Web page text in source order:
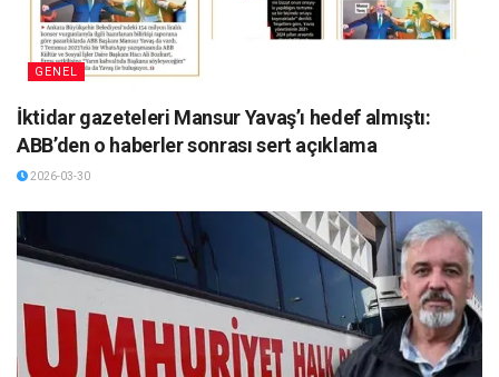
GENEL
İktidar gazeteleri Mansur Yavaş’ı hedef almıştı:
ABB’den o haberler sonrası sert açıklama
2026-03-30